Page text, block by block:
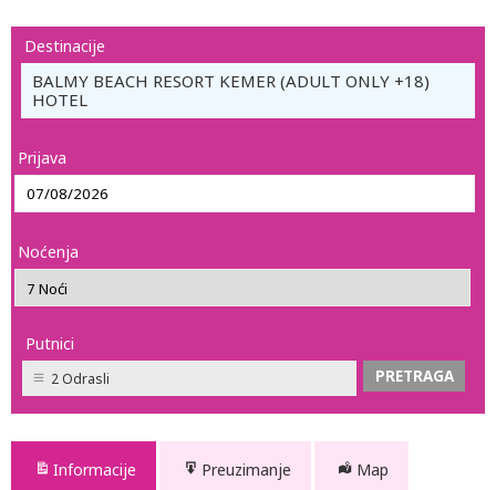
Destinacije
BALMY BEACH RESORT KEMER (ADULT ONLY +18)
HOTEL
Prijava
Noćenja
Putnici
2 Odrasli
Informacije Preuzimanje Map